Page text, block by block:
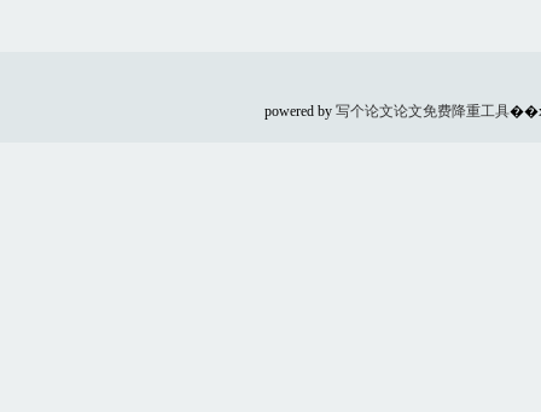
powered by 写个论文论文免费降重工具